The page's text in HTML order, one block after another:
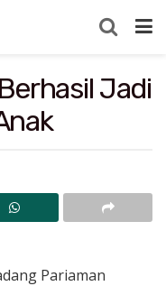
Jadi
Pariaman